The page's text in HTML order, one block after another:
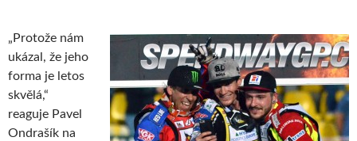
„Protože nám
ukázal, že jeho
forma je letos
skvělá,“
reaguje Pavel
Ondrašík na